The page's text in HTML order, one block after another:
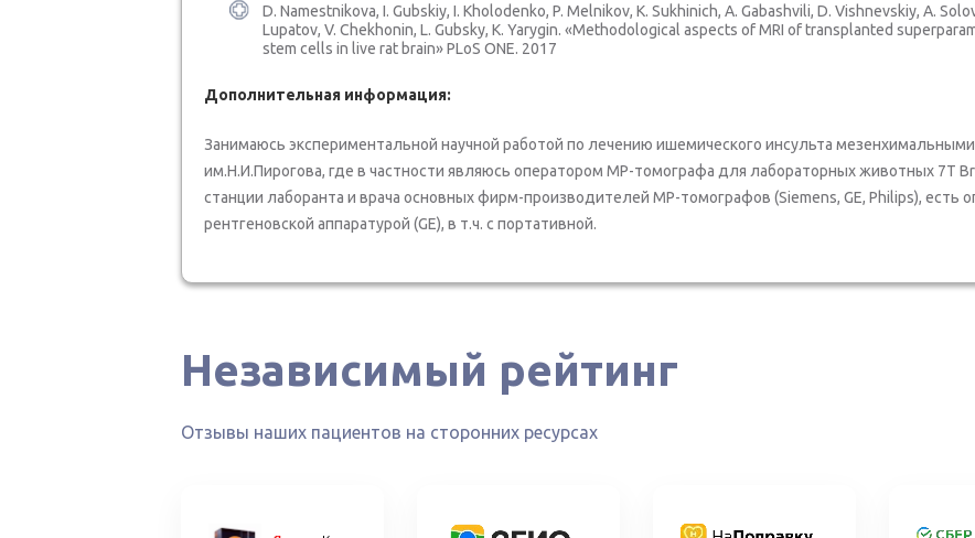
D. Namestnikova, I. Gubskiy, I. Kholodenko, P. Melnikov, K. Sukhinich, A. Gabashvili, D. Vishnevskiy, A.
Lupatov, V. Chekhonin, L. Gubsky, K. Yarygin. «Methodological aspects of MRI of transplanted
stem cells in live rat brain» PLoS ONE. 2017
Дополнительная информация:
Занимаюсь экспериментальной научной работой по лечению ишемического инсульта
им.Н.И.Пирогова, где в частности являюсь оператором МР-томографа для лабораторных животных 7T
станции лаборанта и врача основных фирм-производителей МР-томографов (Siemens, GE, Philips), есть
рентгеновской аппаратурой (GE), в т.ч. с портативной.
Независимый рейтинг
Отзывы наших пациентов на сторонних ресурсах